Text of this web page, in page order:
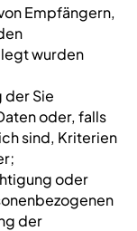
Empfängern,
wurden
der Sie
oder, falls
sind, Kriterien
oder
der